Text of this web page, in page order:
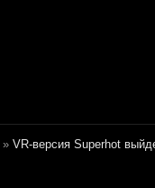
» VR-версия Superhot